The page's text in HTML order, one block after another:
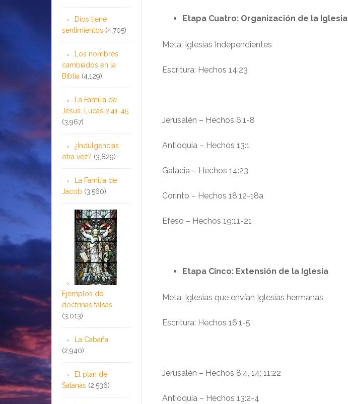
Etapa Cuatro: Organización de la Iglesia
Meta: Iglesias Independientes
Escritura: Hechos 14:23
Jerusalén – Hechos 6:1-8
Antioquia – Hechos 13:1
Galacia – Hechos 14:23
Corinto – Hechos 18:12-18a
Efeso – Hechos 19:11-21
Etapa Cinco: Extensión de la Iglesia
Meta: Iglesias que envían Iglesias hermanas
Escritura: Hechos 16:1-5
Jerusalén – Hechos 8:4, 14; 11:22
Antioquia – Hechos 13:2-4
Dios tiene
sentimientos (4,705)
Los nombres
cambiados en la
Biblia (4,129)
La Familia de
Jesús: Lucas 2:41-45
(3,967)
¿Indulgencias
otra vez? (3,829)
La Familia de
Jacob (3,560)
Ejemplos de
doctrinas falsas
(3,013)
La Cabaña
(2,940)
El plan de
Satanás (2,536)